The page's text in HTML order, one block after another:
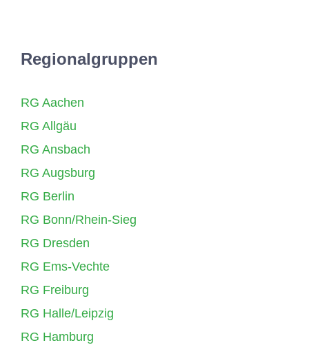
Regionalgruppen
RG Aachen
RG Allgäu
RG Ansbach
RG Augsburg
RG Berlin
RG Bonn/Rhein-Sieg
RG Dresden
RG Ems-Vechte
RG Freiburg
RG Halle/Leipzig
RG Hamburg